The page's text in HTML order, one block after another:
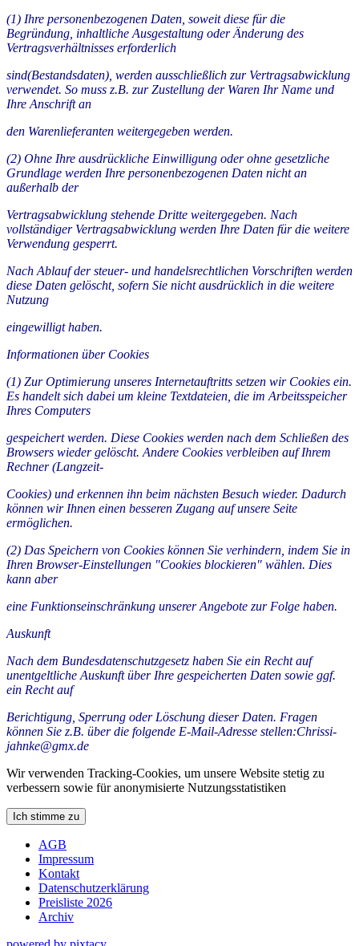
(1) Ihre personenbezogenen Daten, soweit diese für die
Begründung, inhaltliche Ausgestaltung oder Änderung des
Vertragsverhältnisses erforderlich
sind(Bestandsdaten), werden ausschließlich zur Vertragsabwicklung
verwendet. So muss z.B. zur Zustellung der Waren Ihr Name und
Ihre Anschrift an
den Warenlieferanten weitergegeben werden.
(2) Ohne Ihre ausdrückliche Einwilligung oder ohne gesetzliche
Grundlage werden Ihre personenbezogenen Daten nicht an
außerhalb der
Vertragsabwicklung stehende Dritte weitergegeben. Nach
vollständiger Vertragsabwicklung werden Ihre Daten für die weitere
Verwendung gesperrt.
Nach Ablauf der steuer- und handelsrechtlichen Vorschriften werden
diese Daten gelöscht, sofern Sie nicht ausdrücklich in die weitere
Nutzung
eingewilligt haben.
Informationen über Cookies
(1) Zur Optimierung unseres Internetauftritts setzen wir Cookies ein.
Es handelt sich dabei um kleine Textdateien, die im Arbeitsspeicher
Ihres Computers
gespeichert werden. Diese Cookies werden nach dem Schließen des
Browsers wieder gelöscht. Andere Cookies verbleiben auf Ihrem
Rechner (Langzeit-
Cookies) und erkennen ihn beim nächsten Besuch wieder. Dadurch
können wir Ihnen einen besseren Zugang auf unsere Seite
ermöglichen.
(2) Das Speichern von Cookies können Sie verhindern, indem Sie in
Ihren Browser-Einstellungen "Cookies blockieren" wählen. Dies
kann aber
eine Funktionseinschränkung unserer Angebote zur Folge haben.
Auskunft
Nach dem Bundesdatenschutzgesetz haben Sie ein Recht auf
unentgeltliche Auskunft über Ihre gespeicherten Daten sowie ggf.
ein Recht auf
Berichtigung, Sperrung oder Löschung dieser Daten. Fragen
können Sie z.B. über die folgende E-Mail-Adresse stellen:Chrissi-
jahnke@gmx.de
Wir verwenden Tracking-Cookies, um unsere Website stetig zu
verbessern sowie für anonymisierte Nutzungsstatistiken
Ich stimme zu
AGB
Impressum
Kontakt
Datenschutzerklärung
Preisliste 2026
Archiv